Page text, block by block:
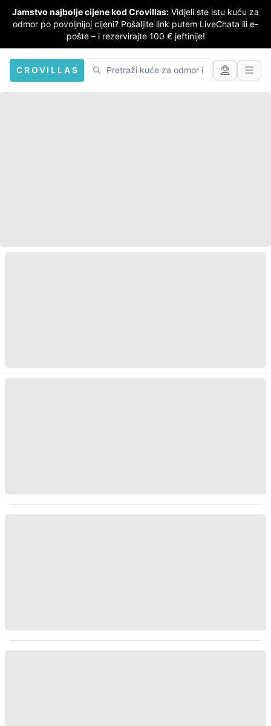
Jamstvo najbolje cijene kod Crovillas: Vidjeli ste istu kuću za
odmor po povoljnijoj cijeni? Pošaljite link putem LiveChata ili e-
pošte – i rezervirajte 100 € jeftinije!
CROVILLAS